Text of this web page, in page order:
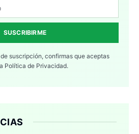
SUSCRIBIRME
suscripción, confirmas que aceptas
Política de Privacidad.